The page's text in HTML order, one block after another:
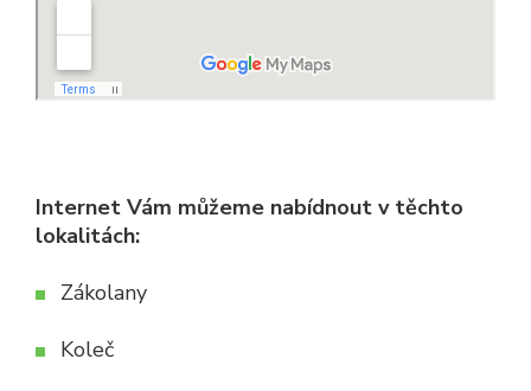
Internet Vám můžeme nabídnout v těchto
lokalitách:
Zákolany
Koleč